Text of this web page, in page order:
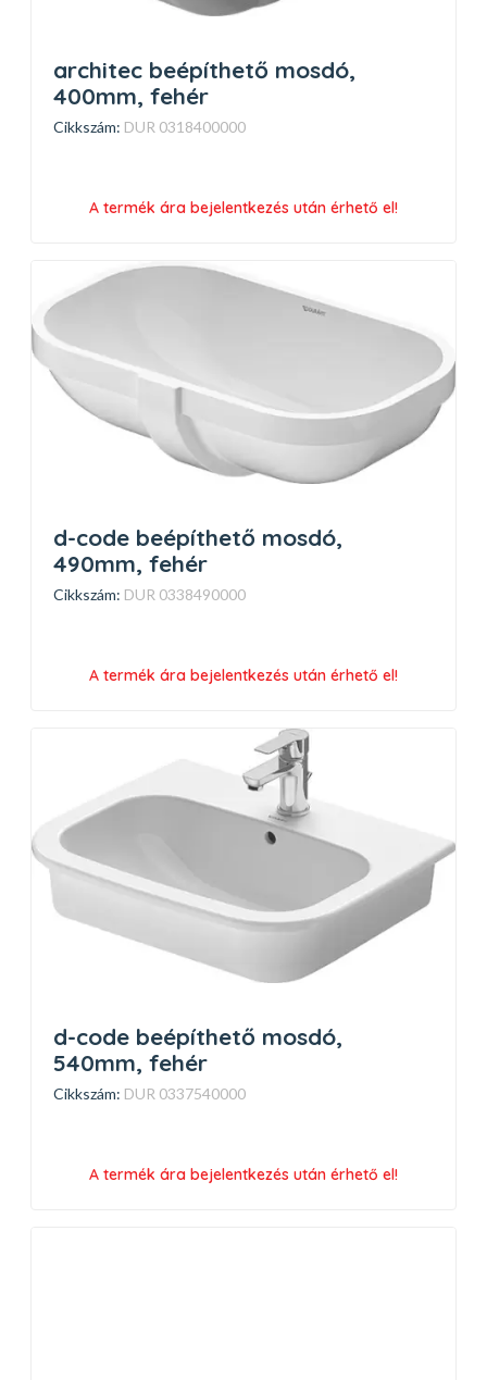
architec beépíthető mosdó,
400mm, fehér
Cikkszám: DUR 0318400000
A termék ára bejelentkezés után érhető el!
d-code beépíthető mosdó,
490mm, fehér
Cikkszám: DUR 0338490000
A termék ára bejelentkezés után érhető el!
d-code beépíthető mosdó,
540mm, fehér
Cikkszám: DUR 0337540000
A termék ára bejelentkezés után érhető el!